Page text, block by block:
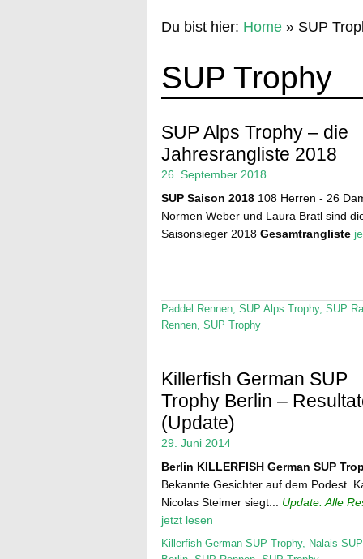
Du bist hier: Home» SUP
SUP Trophy
SUP Alps Trophy – die
Jahresrangliste 2018
26. September 2018
SUP Saison 2018108 Herren - 26
Normen Weber und Laura Bratl sind
Saisonsieger 2018 Gesamtrangliste
Paddel Rennen, SUP Alps Trophy, SUP
Rennen, SUP Trophy
Killerfish German SUP
Trophy Berlin –
(Update)
29. Juni 2014
Berlin KILLERFISH German SUP
Bekannte Gesichter auf dem Podest.
Nicolas Steimer siegt... Update: Alle
jetzt lesen
Killerfish German SUP Trophy,
Nalais